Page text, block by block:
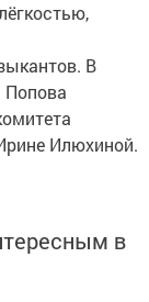
В
Попова
Илюхиной.
в